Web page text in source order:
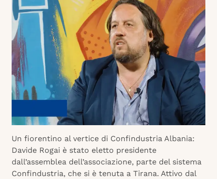
Un fiorentino al vertice di Confindustria Albania:
Davide Rogai è stato eletto presidente
dall’assemblea dell’associazione, parte del sistema
Confindustria, che si è tenuta a Tirana. Attivo dal